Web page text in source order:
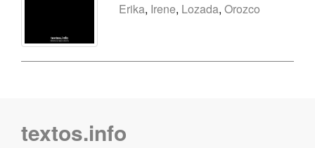
Erika, Irene, Lozada,Orozco
textos.info